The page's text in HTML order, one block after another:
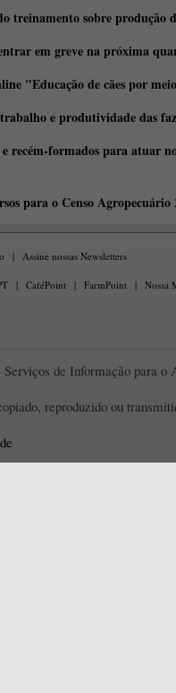
treinamento sobre produção
em greve na próxima
"Educação de cães por
e produtividade das
recém-formados para atuar
para o Censo Agropecuário
| Assine nossas Newsletters
| CaféPoint | FarmPoint | Nossa
de Informação para o
reproduzido ou